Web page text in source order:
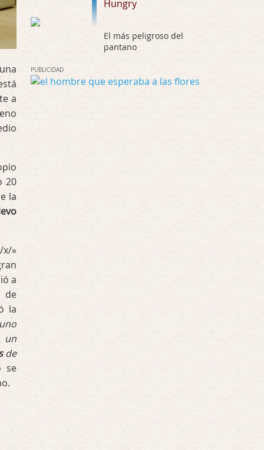
a
20
la
x/»
a
de
la
un
de
se
Possession
Mi opinión en su día. Su duracion me ha …
El eslabón podrido
Hungry
El más peligroso del
pantano
PUBLICIDAD